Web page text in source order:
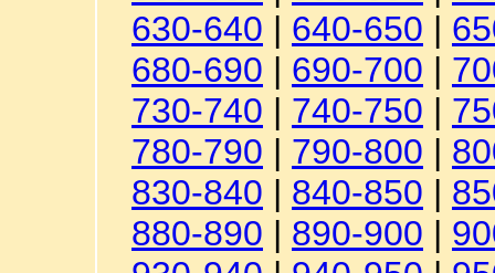
630-640 | 640-650 |
680-690 | 690-700 |
730-740 | 740-750 |
780-790 | 790-800 |
830-840 | 840-850 |
880-890 | 890-900 |